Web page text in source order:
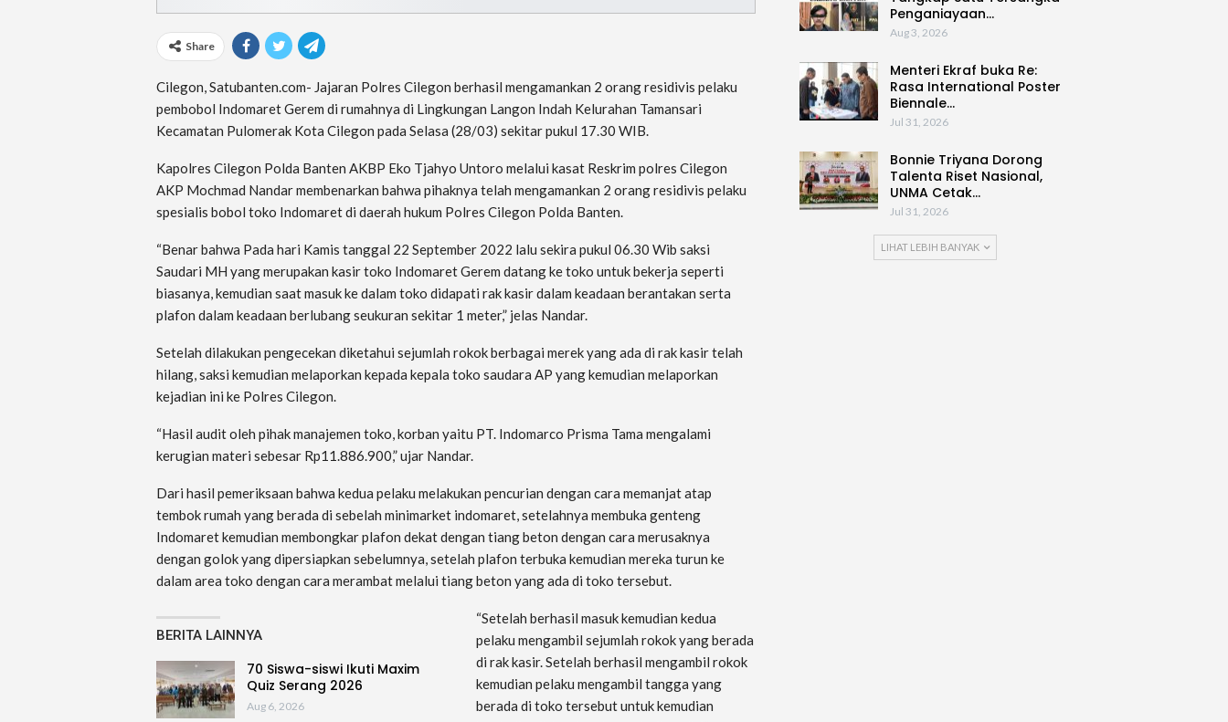
Share
Cilegon, Satubanten.com- Jajaran Polres Cilegon berhasil mengamankan 2 orang residivis pelaku
pembobol Indomaret Gerem di rumahnya di Lingkungan Langon Indah Kelurahan Tamansari
Kecamatan Pulomerak Kota Cilegon pada Selasa (28/03) sekitar pukul 17.30 WIB.
Kapolres Cilegon Polda Banten AKBP Eko Tjahyo Untoro melalui kasat Reskrim polres Cilegon
AKP Mochmad Nandar membenarkan bahwa pihaknya telah mengamankan 2 orang residivis pelaku
spesialis bobol toko Indomaret di daerah hukum Polres Cilegon Polda Banten.
“Benar bahwa Pada hari Kamis tanggal 22 September 2022 lalu sekira pukul 06.30 Wib saksi
Saudari MH yang merupakan kasir toko Indomaret Gerem datang ke toko untuk bekerja seperti
biasanya, kemudian saat masuk ke dalam toko didapati rak kasir dalam keadaan berantakan serta
plafon dalam keadaan berlubang seukuran sekitar 1 meter,” jelas Nandar.
Setelah dilakukan pengecekan diketahui sejumlah rokok berbagai merek yang ada di rak kasir telah
hilang, saksi kemudian melaporkan kepada kepala toko saudara AP yang kemudian melaporkan
kejadian ini ke Polres Cilegon.
“Hasil audit oleh pihak manajemen toko, korban yaitu PT. Indomarco Prisma Tama mengalami
kerugian materi sebesar Rp11.886.900,” ujar Nandar.
Dari hasil pemeriksaan bahwa kedua pelaku melakukan pencurian dengan cara memanjat atap
tembok rumah yang berada di sebelah minimarket indomaret, setelahnya membuka genteng
Indomaret kemudian membongkar plafon dekat dengan tiang beton dengan cara merusaknya
dengan golok yang dipersiapkan sebelumnya, setelah plafon terbuka kemudian mereka turun ke
dalam area toko dengan cara merambat melalui tiang beton yang ada di toko tersebut.
BERITA LAINNYA
70 Siswa-siswi Ikuti Maxim
Quiz Serang 2026
Aug 6, 2026
“Setelah berhasil masuk kemudian kedua
pelaku mengambil sejumlah rokok yang berada
di rak kasir. Setelah berhasil mengambil rokok
kemudian pelaku mengambil tangga yang
berada di toko tersebut untuk kemudian
Penganiayaan…
Aug 3, 2026
Menteri Ekraf buka Re:
Rasa International Poster
Biennale…
Jul 31, 2026
Bonnie Triyana Dorong
Talenta Riset Nasional,
UNMA Cetak…
Jul 31, 2026
LIHAT LEBIH BANYAK